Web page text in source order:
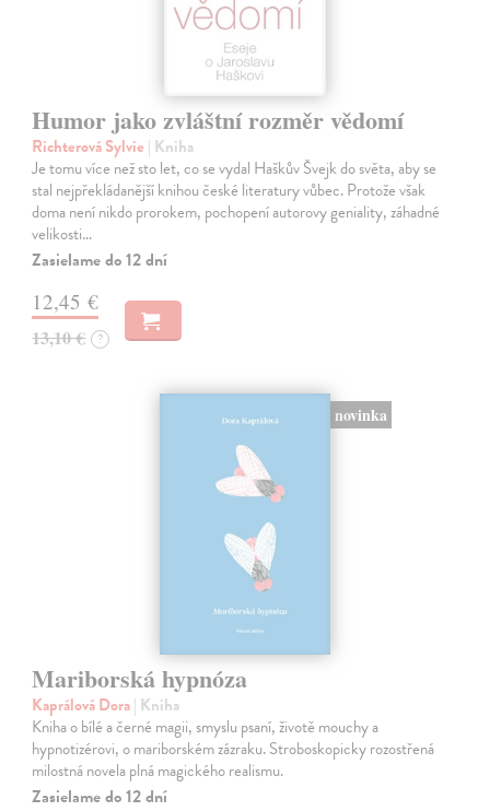
Humor jako zvláštní rozměr vědomí
Richterová Sylvie | Kniha
Je tomu více než sto let, co se vydal Haškův Švejk do světa, aby se
stal nejpřekládanější knihou české literatury vůbec. Protože však
doma není nikdo prorokem, pochopení autorovy geniality, záhadné
velikosti…
Zasielame do 12 dní
12,45 €
13,10 € ?
novinka
Mariborská hypnóza
Kaprálová Dora| Kniha
Kniha o bílé a černé magii, smyslu psaní, životě mouchy a
hypnotizérovi, o mariborském zázraku. Stroboskopicky rozostřená
milostná novela plná magického realismu.
Zasielame do 12 dní